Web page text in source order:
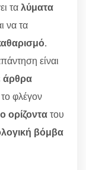
ταλύματα
να τα
.
είναι
άρθρα
φλέγον
ορίζοντατου
βόμβα